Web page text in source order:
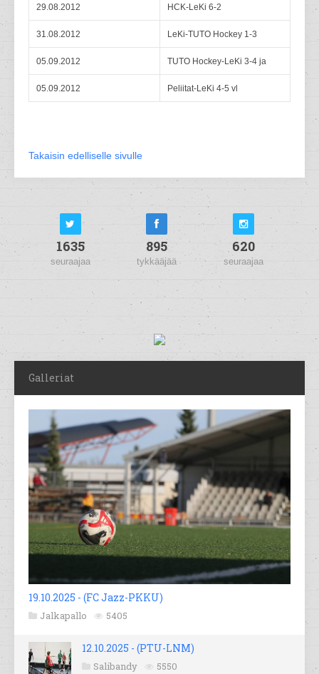
29.08.2012 HCK-LeKi 6-2
31.08.2012 LeKi-TUTO Hockey 1-3
05.09.2012 TUTO Hockey-LeKi 3-4 ja
05.09.2012 Peliitat-LeKi 4-5 vl
Takaisin edelliselle sivulle
1635
seuraajaa
895
tykkääjää
620
seuraajaa
Galleriat
19.10.2025 - (FC Jazz-PKKU)
Jalkapallo 5405
12.10.2025 - (PTU-LNM)
Salibandy 5550